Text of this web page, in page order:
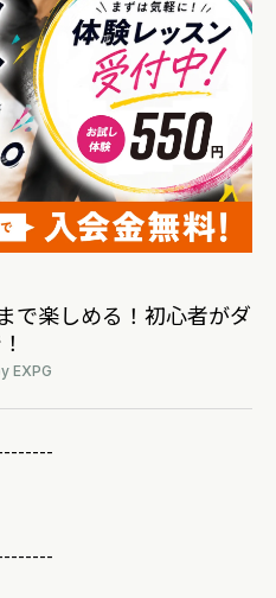
で楽しめる！初心者がダ
EXPG